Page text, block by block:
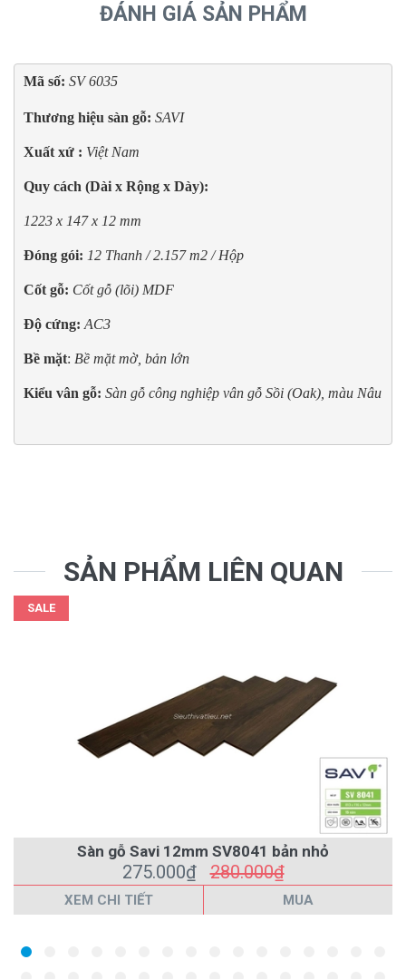
ĐÁNH GIÁ SẢN PHẨM
Mã số: SV 6035
Thương hiệu sàn gỗ: SAVI
Xuất xứ : Việt Nam
Quy cách (Dài x Rộng x Dày):
1223 x 147 x 12 mm
Đóng gói: 12 Thanh / 2.157 m2 / Hộp
Cốt gỗ: Cốt gỗ (lõi) MDF
Độ cứng: AC3
Bề mặt: Bề mặt mờ, bản lớn
Kiểu vân gỗ: Sàn gỗ công nghiệp vân gỗ Sồi (Oak), màu Nâu
SẢN PHẨM LIÊN QUAN
SALE
Sàn gỗ Savi 12mm SV8041 bản nhỏ
275.000₫280.000₫
XEM CHI TIẾT MUA